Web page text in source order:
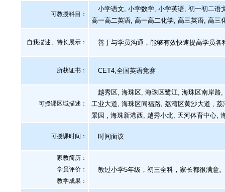
可教授科目：
小学语文, 小学数学, 小学英语, 初一初二语
高一高二英语, 高一高二化学, 高三英语, 高三
自我描述、特长展示 ： 善于与学员沟通，能够有效快速提高学员各
所获证书 ： CET4,全国英语竞赛
可授课区域描述：
越秀区, 海珠区, 海珠区鹭江, 海珠区南岸路
工业大道, 海珠区同福路, 荔湾区黄沙大道 ,
景园 , 海珠新港西, 越秀小北, 天河体育中心,
可授课时间： 时间面议
家教简历：
学员评价：
教学成果：
教过小学5年级，初三全科，家长都很满意。